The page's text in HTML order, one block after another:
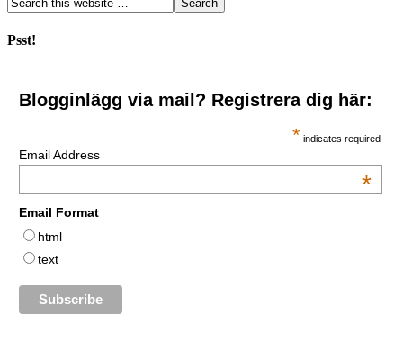
Psst!
Blogginlägg via mail? Registrera dig här:
* indicates required
Email Address
*
Email Format
html
text